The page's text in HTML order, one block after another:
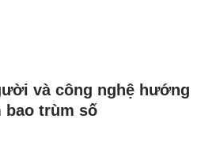
và công nghệ hướng
bao trùm số